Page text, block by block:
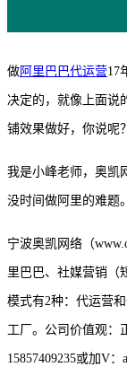
做阿里巴巴代运营17
决定的，就像上面说
铺效果做好，你说呢？
我是小峰老师，奥凯
没时间做阿里的难题。
宁波奥凯网络（
里巴巴、社媒营销（
模式有2种：代运营
工厂。公司价值观：
15857409235或加V